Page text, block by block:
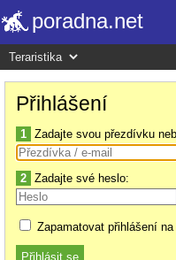
poradna.net
Přihlášení
1 Zadajte svou přezdívku
2 Zadajte své heslo:
Zapamatovat přihlášení